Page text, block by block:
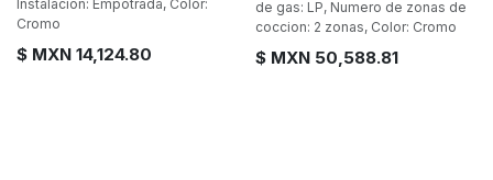
Instalacion: Empotrada, Color:
Cromo
$ MXN 14,124.80
de gas: LP, Numero de zonas de
coccion: 2 zonas, Color: Cromo
$ MXN 50,588.81